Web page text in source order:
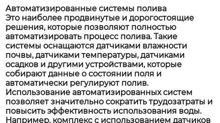
Автоматизированные системы полива
Это наиболее продвинутые и дорогостоящие
решения, которые позволяют полностью
автоматизировать процесс полива. Такие
системы оснащаются датчиками влажности
почвы, датчиками температуры, датчиками
осадков и другими устройствами, которые
собирают данные о состоянии поля и
автоматически регулируют полив.
Использование автоматизированных систем
позволяет значительно сократить трудозатраты и
повысить эффективность использования воды.
Например, комплекс с использованием датчиков